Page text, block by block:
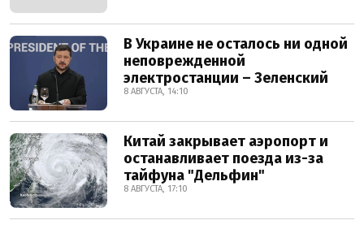
В Украине не осталось ни одной
неповрежденной
электростанции – Зеленский
8 АВГУСТА, 14:10
Китай закрывает аэропорт и
останавливает поезда из-за
тайфуна "Дельфин"
8 АВГУСТА, 17:10